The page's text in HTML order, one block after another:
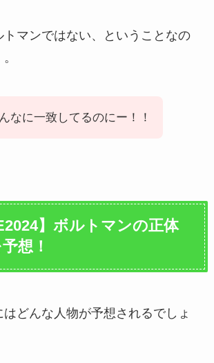
マンではない、ということなの
なに一致してるのにー！！
】ボルトマンの正体
想！
どんな人物が予想されるでしょ